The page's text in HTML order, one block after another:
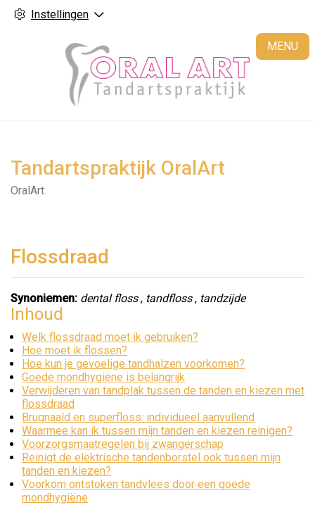
Instellingen
MENU
Tandartspraktijk OralArt
OralArt
Flossdraad
Synoniemen: dental floss, tandfloss, tandzijde
Inhoud
Welk flossdraad moet ik gebruiken?
Hoe moet ik flossen?
Hoe kun je gevoelige tandhalzen voorkomen?
Goede mondhygiëne is belangrijk
Verwijderen van tandplak tussen de tanden en kiezen met
flossdraad
Brugnaald en superfloss: individueel aanvullend
Waarmee kan ik tussen mijn tanden en kiezen reinigen?
Voorzorgsmaatregelen bij zwangerschap
Reinigt de elektrische tandenborstel ook tussen mijn
tanden en kiezen?
Voorkom ontstoken tandvlees door een goede
mondhygiëne